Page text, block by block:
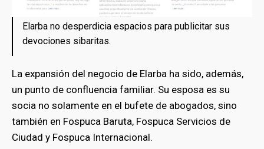
Elarba no desperdicia espacios para publicitar sus
devociones sibaritas.
La expansión del negocio de Elarba ha sido, además,
un punto de confluencia familiar. Su esposa es su
socia no solamente en el bufete de abogados, sino
también en Fospuca Baruta, Fospuca Servicios de
Ciudad y Fospuca Internacional.